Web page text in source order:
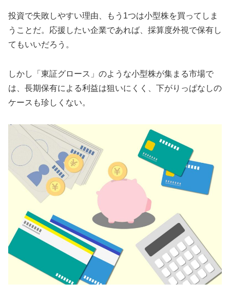
投資で失敗しやすい理由、もう1つは小型株を買ってしま
うことだ。応援したい企業であれば、採算度外視で保有し
てもいいだろう。
しかし「東証グロース」のような小型株が集まる市場で
は、長期保有による利益は狙いにくく、下がりっぱなしの
ケースも珍しくない。